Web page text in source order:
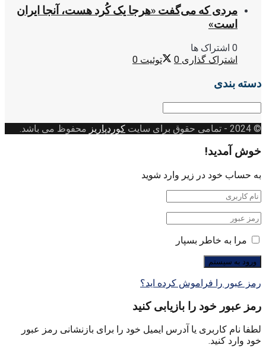
مردی که می‌گفت «هرجا یک کُرد هست، آنجا ایران
است»
0 اشتراک ها
اشتراک گذاری 0 توئیت 0
دسته بندی
دسته
© 2024
- تمامی حقوق برای سایت کوردپاریز محفوظ می باشد.
خوش آمدید!
به حساب خود در زیر وارد شوید
مرا به خاطر بسپار
رمز عبور را فراموش کرده اید؟
رمز عبور خود را بازیابی کنید
لطفا نام کاربری یا آدرس ایمیل خود را برای بازنشانی رمز عبور
خود وارد کنید.